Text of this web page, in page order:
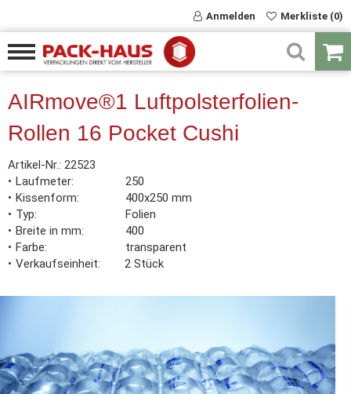
Anmelden Merkliste (0)
AIRmove®1 Luftpolsterfolien-
Rollen 16 Pocket Cushi
Artikel-Nr.: 22523
Laufmeter
250
Kissenform
400x250 mm
Typ
Folien
Breite in mm
400
Farbe
transparent
Verkaufseinheit
2 Stück